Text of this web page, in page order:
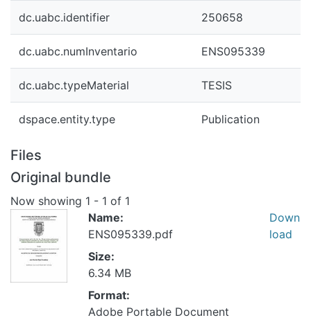
dc.uabc.identifier 250658
dc.uabc.numInventario ENS095339
dc.uabc.typeMaterial TESIS
dspace.entity.type Publication
Files
Original bundle
Now showing 1 - 1 of 1
Name:
ENS095339.pdf
Size:
6.34 MB
Format:
Adobe Portable Document
Down
load